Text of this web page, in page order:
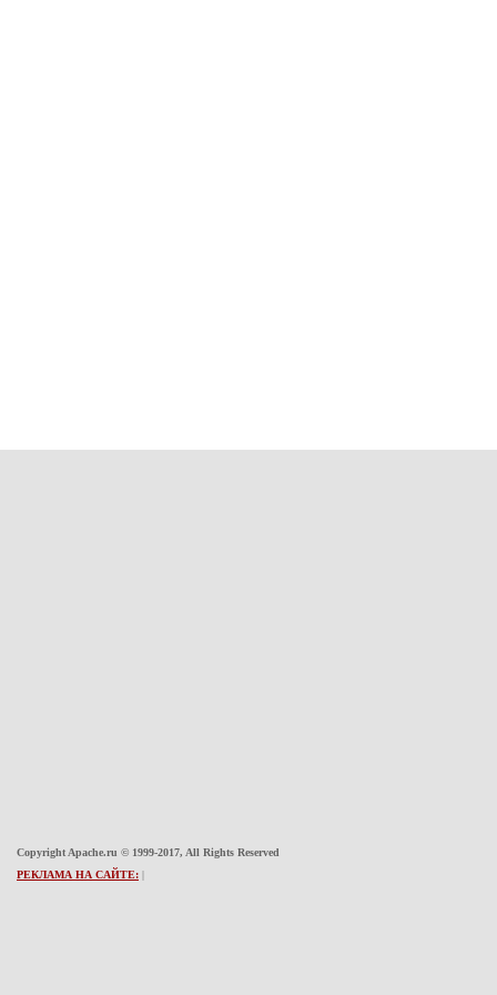
Copyright Apache.ru © 1999-2017, All Rights Reserved
РЕКЛАМА НА САЙТЕ: |